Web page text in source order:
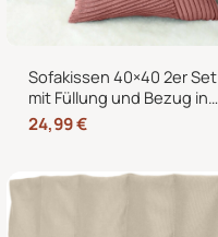
Sofakissen 40×40 2er Set
mit Füllung und Bezug in
edler Cord-Optik –
Dekokissen für Sofa,
24,99€